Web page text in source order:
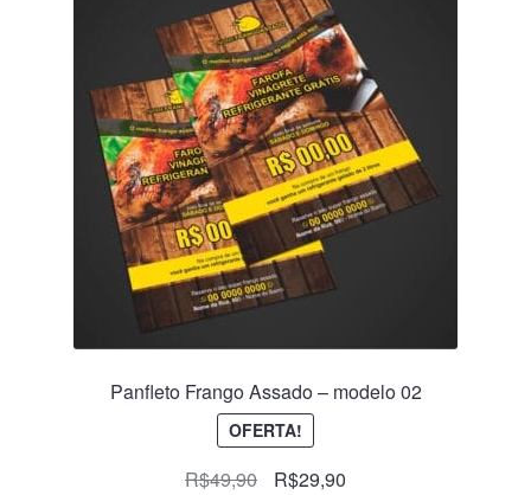
Panfleto Frango Assado – modelo 02
OFERTA!
R$49,90 R$29,90